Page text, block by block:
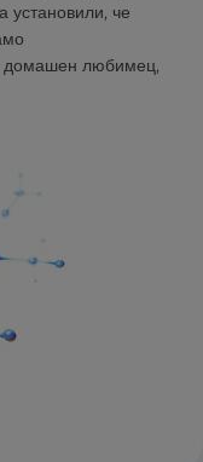
установили, че
домашен любимец,